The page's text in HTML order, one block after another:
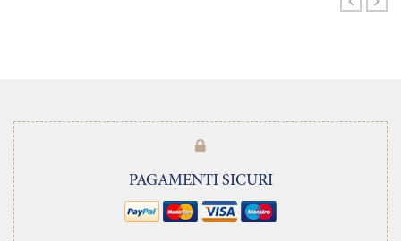
PAGAMENTI SICURI